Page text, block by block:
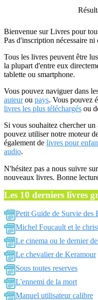
Bienvenue sur Livres pour
Pas d'inscription nécessaire
Tous les livres peuvent être
la plupart d'entre eux
tablette ou smartphone.
Vous pouvez naviguer dans
auteurou pays. Vous pouvez
livres les plus téléchargés ou
Si vous souhaitez chercher
pouvez utiliser notre moteur
également de livres pour
audio.
N'hésitez pas a nous suivre sur
nouveaux livres. Bonne
Les 10 derniers livres
Petit Guide de Survie des
Michel Foucault et le
Le cinema ou le dernier
Le chevalier de Keramour
Sous toutes reserves
L'ennemi de la mort
Manuel utilisateur calibre